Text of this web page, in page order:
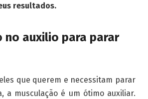
resultados.
no auxilio para parar
que querem e necessitam parar
a musculação é um ótimo auxiliar.